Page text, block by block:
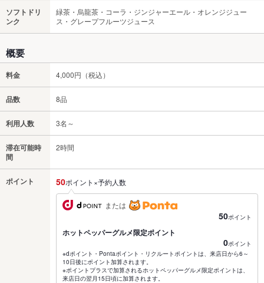
ソフトドリ
ンク
緑茶・烏龍茶・コーラ・ジンジャーエール・オレンジジュー
ス・グレープフルーツジュース
概要
料金 4,000円（税込）
品数 8品
利用人数 3名～
滞在可能時
間
2時間
ポイント 50ポイント×予約人数
または
50ポイント
ホットペッパーグルメ限定ポイント
0ポイント
※dポイント・Pontaポイント・リクルートポイントは、来店日から6～
10日後にポイント加算されます。
※ポイントプラスで加算されるホットペッパーグルメ限定ポイントは、
来店日の翌月15日頃に加算されます。